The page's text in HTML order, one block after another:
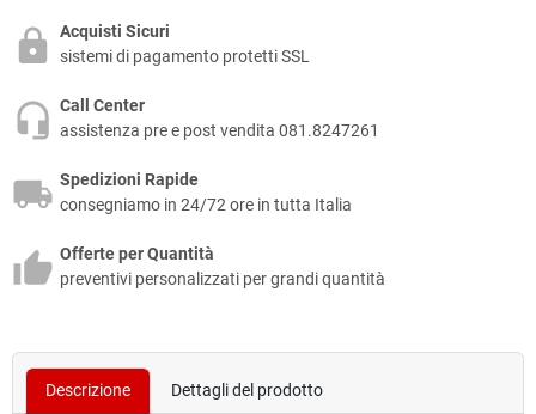
Acquisti Sicuri
sistemi di pagamento protetti SSL
Call Center
assistenza pre e post vendita 081.8247261
Spedizioni Rapide
consegniamo in 24/72 ore in tutta Italia
Offerte per Quantità
preventivi personalizzati per grandi quantità
Descrizione Dettagli del prodotto